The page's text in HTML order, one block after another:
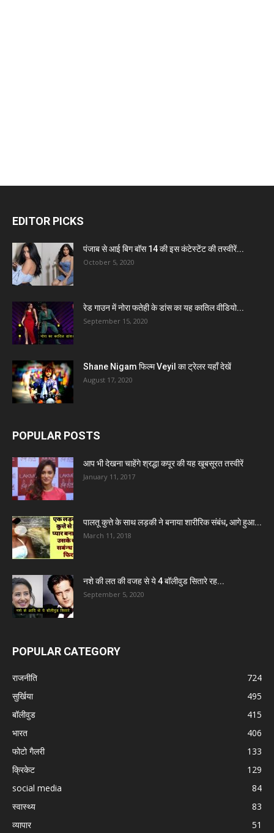
EDITOR PICKS
पंजाब से आई बिग बॉस 14 की इस कंटेस्टेंट की तस्वीरें...
October 5, 2020
रेड गाउन में नोरा फतेही के डांस का यह कातिल वीडियो...
September 15, 2020
Shane Nigam फिल्म Veyil का ट्रेलर यहाँ देखें
August 17, 2020
POPULAR POSTS
आप भी देखना चाहेंगे श्रद्धा कपूर की यह खूबसूरत तस्वीरें
January 11, 2017
पालतू कुत्ते के साथ लड़की ने बनाया शारीरिक संबंध, आगे हुआ...
March 11, 2018
नशे की लत की वजह से ये 4 बॉलीवुड सितारे रह...
September 5, 2020
POPULAR CATEGORY
राजनीति
724
सुर्खिया
495
बॉलीवुड
415
भारत
406
फोटो गैलरी
133
क्रिकेट
129
social media
84
स्वास्थ्य
83
व्यापार
51